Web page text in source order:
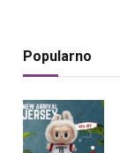
Popularno